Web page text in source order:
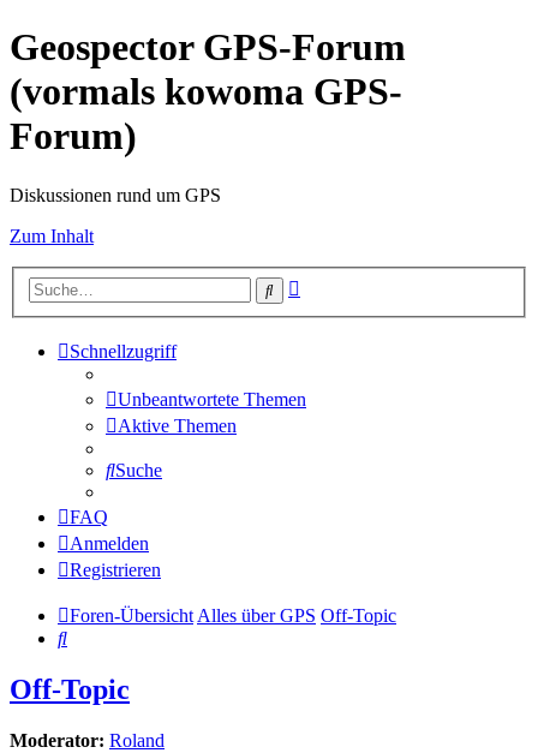
Geospector GPS-Forum
(vormals kowoma GPS-
Forum)
Diskussionen rund um GPS
Zum Inhalt
Suche
Schnellzugriff
Unbeantwortete Themen
Aktive Themen
Suche
FAQ
Anmelden
Registrieren
Foren-ÜbersichtAlles über GPS Off-Topic
Suche
Off-Topic
Moderator: Roland